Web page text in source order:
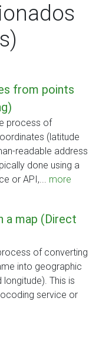
from points
process of
(latitude
readable address
done using a
or API,... more
a map (Direct
of converting
into geographic
This is
service or